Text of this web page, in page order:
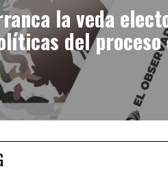
la veda
del